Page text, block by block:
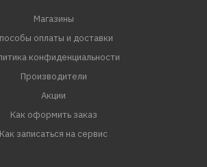
Магазины
оплаты и доставки
конфиденциальности
Производители
Акции
Как оформить заказ
Как записаться на сервис